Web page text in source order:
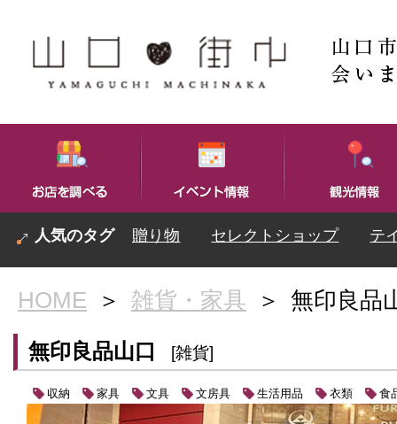
贈り物 セレクトショップ テ
HOME ＞ 雑貨・家具 ＞ 無印良品
無印良品山口 [雑貨]
収納 家具 文具 文房具 生活用品 衣類 食